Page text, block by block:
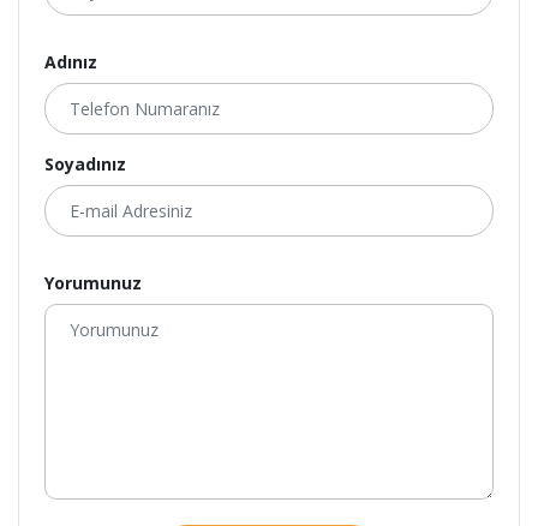
Adınız
Soyadınız
Yorumunuz